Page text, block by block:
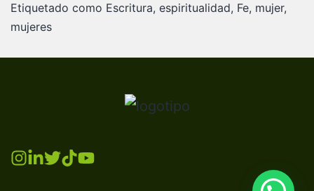
Etiquetado como Escritura, espiritualidad, Fe, mujer,
mujeres